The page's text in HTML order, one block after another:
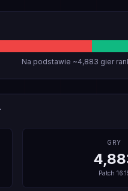
Na podstawie ~4,883 gier
GRY
Patch